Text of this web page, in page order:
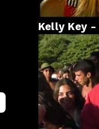
Kelly Key